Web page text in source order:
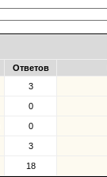
Ответов
3
0
0
3
18